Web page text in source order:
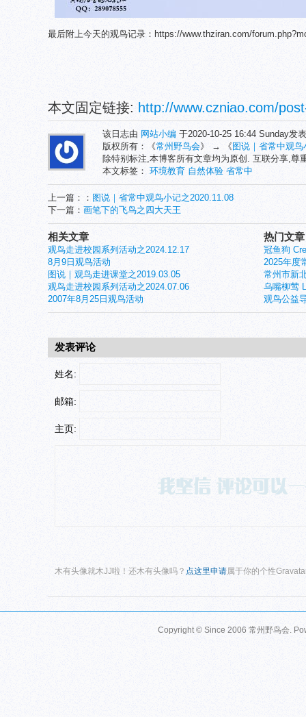
最后附上今天的观鸟记录：https://www.thziran.com/
本文固定链接: http://www.czniao.com/
该日志由 网站小编 于2020-10-25 16:44 Sunday发
版权所有：《常州野鸟会》 → 《 图说｜省常中观
除特别标注,本博客所有文章均为原创. 互联分享,尊
本文标签： 环境教育 自然体验 省常中
上一篇：： 图说｜省常中观鸟小记之2020.11.08
下一篇： 画笔下的飞鸟之四大天王
热门文章
冠鱼狗
2025年度
常州市新
乌嘴柳莺
观鸟公益
相关文章
观鸟走进校园系列活动之2024.12.17
8月9日观鸟活动
图说｜观鸟走进课堂之2019.03.05
观鸟走进校园系列活动之2024.07.06
2007年8月25日观鸟活动
发表评论
姓名:
邮箱:
主页:
木有头像就木JJ啦！还木有头像吗？ 点这里申请 属于你的个性
Copyright © Since 2006 常州野鸟会.